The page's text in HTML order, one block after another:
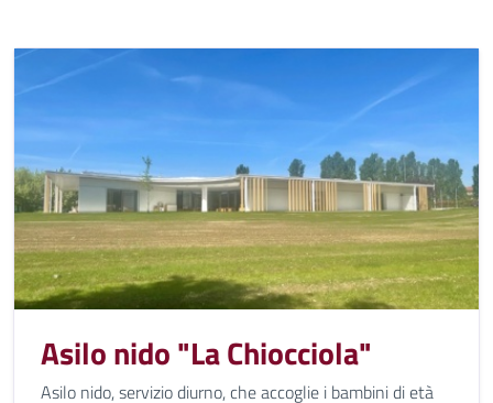
Asilo nido "La Chiocciola"
Asilo nido, servizio diurno, che accoglie i bambini di età